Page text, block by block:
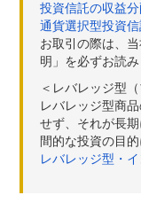
投資信託の収益
通貨選択型投資
お取引の際は、
明」を必ずお読み
＜レバレッジ型
レバレッジ型商
せず、それが長
間的な投資の目
レバレッジ型・